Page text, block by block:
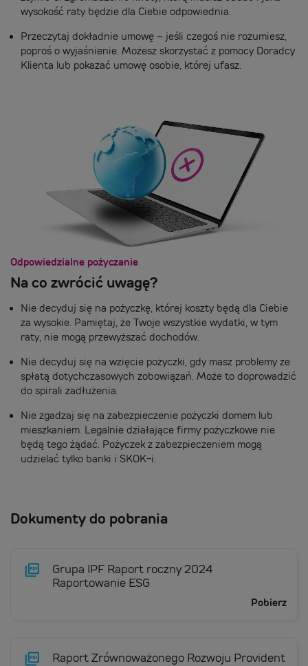
wysokość raty będzie dla Ciebie odpowiednia.
Przeczytaj dokładnie umowę – jeśli czegoś nie rozumiesz,
poproś o wyjaśnienie. Możesz skorzystać z pomocy Doradcy
Klienta lub pokazać umowę osobie, której ufasz.
Odpowiedzialne pożyczanie
Na co zwrócić uwagę?
Nie decyduj się na pożyczkę, której koszty będą dla Ciebie
za wysokie. Pamiętaj, że Twoje wszystkie wydatki, w tym
raty, nie mogą przewyższać dochodów.
Nie decyduj się na wzięcie pożyczki, gdy masz problemy ze
spłatą dotychczasowych zobowiązań. Może to doprowadzić
do spirali zadłużenia.
Nie zgadzaj się na zabezpieczenie pożyczki domem lub
mieszkaniem. Legalnie działające firmy pożyczkowe nie
będą tego żądać. Pożyczek z zabezpieczeniem mogą
udzielać tylko banki i SKOK-i.
Dokumenty do pobrania
Grupa IPF Raport roczny 2024
Raportowanie ESG
Pobierz
Raport Zrównoważonego Rozwoju Provident